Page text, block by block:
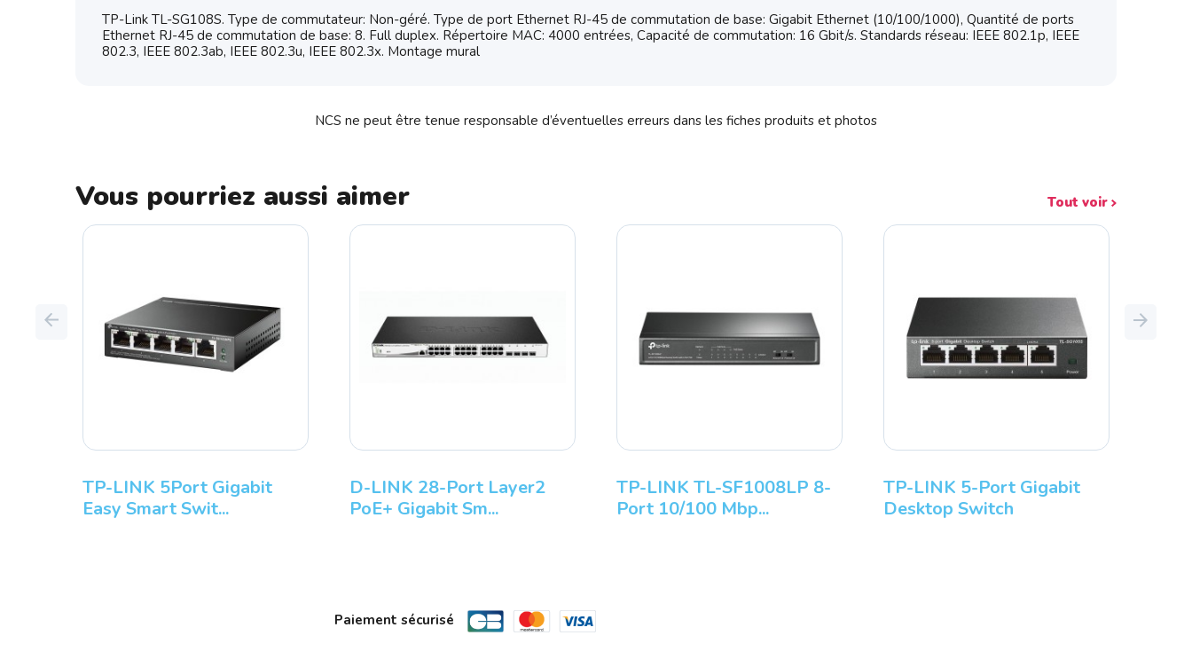
TP-Link TL-SG108S. Type de commutateur: Non-géré. Type de port Ethernet RJ-45 de commutation de base: Gigabit Ethernet (10/100/1000), Quantité de ports
Ethernet RJ-45 de commutation de base: 8. Full duplex. Répertoire MAC: 4000 entrées, Capacité de commutation: 16 Gbit/s. Standards réseau: IEEE 802.1p, IEEE
802.3, IEEE 802.3ab, IEEE 802.3u, IEEE 802.3x. Montage mural
NCS ne peut être tenue responsable d’éventuelles erreurs dans les fiches produits et photos
Vous pourriez aussi aimer Tout voir
TP-LINK 5Port Gigabit
Easy Smart Swit...
D-LINK 28-Port Layer2
PoE+ Gigabit Sm...
TP-LINK TL-SF1008LP 8-
Port 10/100 Mbp...
TP-LINK 5-Port Gigabit
Desktop Switch
Previous Next
Paiement sécurisé